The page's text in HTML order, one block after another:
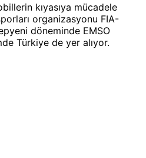
kıyasıya mücadele
organizasyonu FIA-
döneminde EMSO
Türkiye de yer alıyor.